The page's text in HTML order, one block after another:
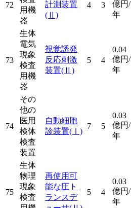
72
用機
器
計測装置
(Ⅱ)
4 3
億円/
年
73
生体
電気
現象
検査
用機
器
視覚誘発
反応刺激
装置(Ⅱ)
5 4
0.04
億円/
年
74
その
他の
医用
検体
検査
装置
自動細胞
診装置(Ⅰ)
7 5
0.03
億円/
年
75
生体
物理
現象
検査
再使用可
能な圧ト
ランスデ
5 4
0.03
億円/
年